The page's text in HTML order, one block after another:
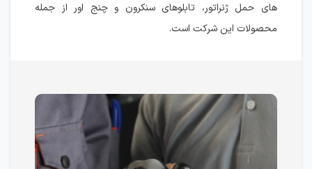
های حمل ژنراتور، تابلوهای سنکرون و چنج اور از جمله
محصولات این شرکت است.